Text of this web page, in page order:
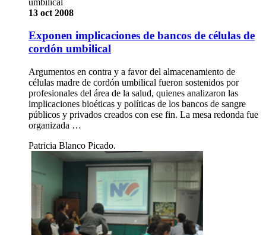
13 oct 2008
Exponen implicaciones de bancos de células de
cordón umbilical
Argumentos en contra y a favor del almacenamiento de
células madre de cordón umbilical fueron sostenidos por
profesionales del área de la salud, quienes analizaron las
implicaciones bioéticas y políticas de los bancos de sangre
públicos y privados creados con ese fin. La mesa redonda fue
organizada …
Patricia Blanco Picado.